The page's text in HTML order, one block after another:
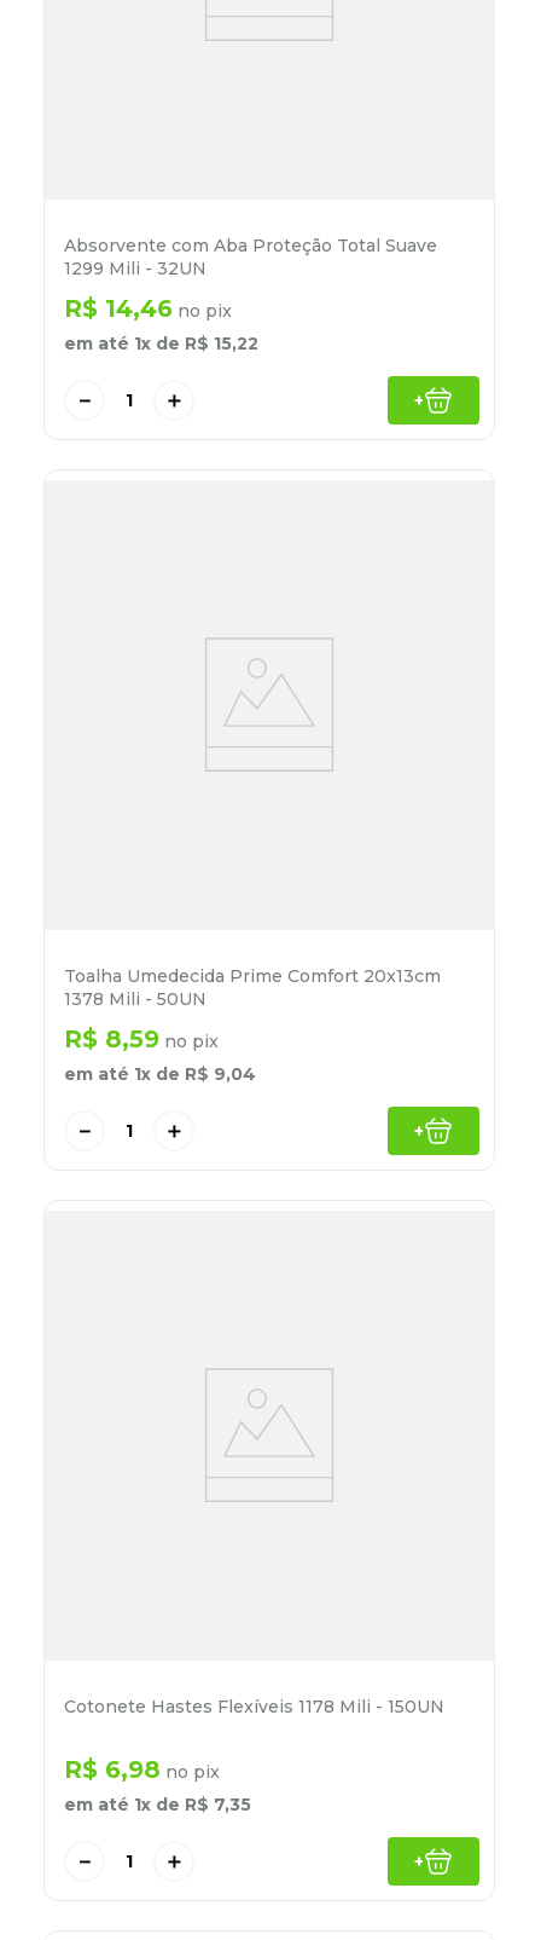
Absorvente com Aba Proteção Total Suave
1299 Mili - 32UN
R$ 14,46 no pix
em até 1x de R$ 15,22
＋
－ +
Toalha Umedecida Prime Comfort 20x13cm
1378 Mili - 50UN
R$ 8,59 no pix
em até 1x de R$ 9,04
＋
－ +
Cotonete Hastes Flexíveis 1178 Mili - 150UN
R$ 6,98 no pix
em até 1x de R$ 7,35
＋
－ +